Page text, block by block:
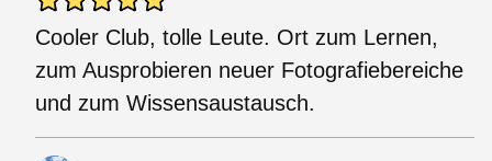
Cooler Club, tolle Leute. Ort zum Lernen,
zum Ausprobieren neuer Fotografiebereiche
und zum Wissensaustausch.